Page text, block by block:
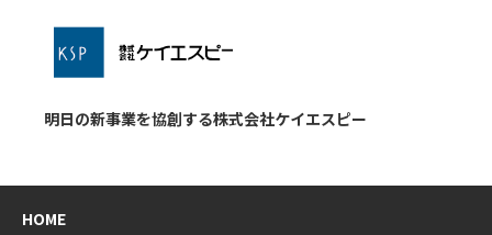
明日の新事業を協創する株式会社ケイエスピー
HOME